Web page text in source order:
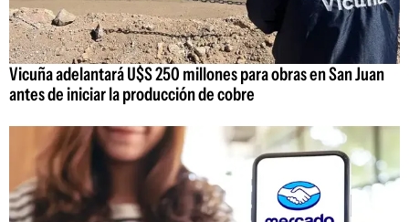
Vicuña adelantará U$S 250 millones para obras en San Juan
antes de iniciar la producción de cobre